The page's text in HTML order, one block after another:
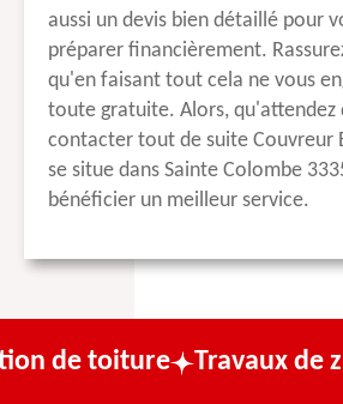
aussi un devis bien détaillé pour
préparer financièrement.
qu'en faisant tout cela ne vous
toute gratuite. Alors, qu'attendez
contacter tout de suite Couvreur
se situe dans Sainte Colombe
bénéficier un meilleur service.
Travaux de zinguerie